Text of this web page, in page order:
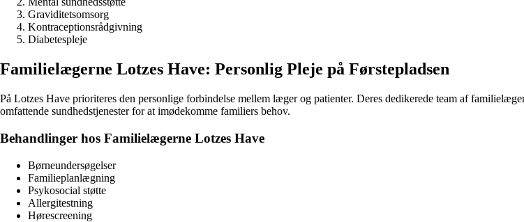
Graviditetsomsorg
Kontraceptionsrådgivning
Diabetespleje
Familielægerne Lotzes Have: Personlig Pleje på Førstepladsen
På Lotzes Have prioriteres den personlige forbindelse mellem læger og patienter. Deres dedikerede team af
omfattende sundhedstjenester for at imødekomme familiers behov.
Behandlinger hos Familielægerne Lotzes Have
Børneundersøgelser
Familieplanlægning
Psykosocial støtte
Allergitestning
Hørescreening